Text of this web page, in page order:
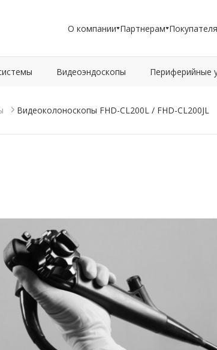
О компании Партнерам
Видеоэндоскопы Периферийные
Видеоколоноскопы FHD-CL200L / FHD-CL200JL